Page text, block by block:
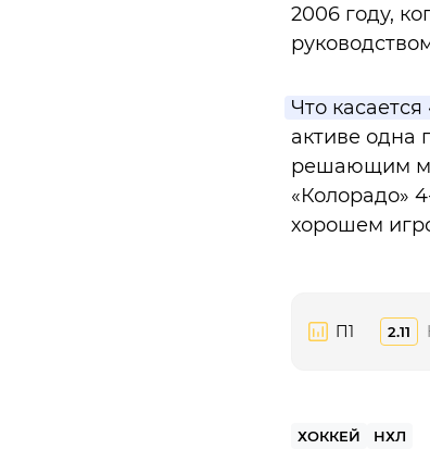
2006 году,
Что
активе одна
решающим
«Колорадо»
хорошем
П1 2.11
ХОККЕЙ НХЛ